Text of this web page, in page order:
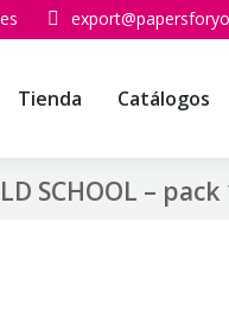
Tienda Catálogos
SCHOOL –